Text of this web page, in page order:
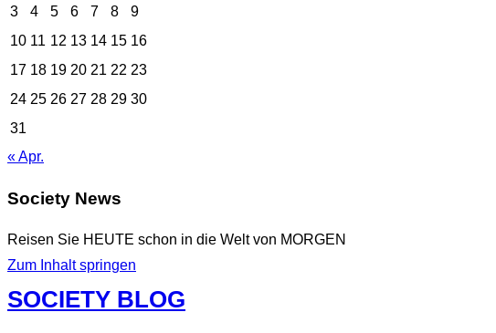
3
4 5 6 7 8
9
10 11 12 13 14 15 16
17 18 19 20 21 22 23
24 25 26 27 28 29 30
31
« Apr.
Society News
Reisen Sie HEUTE schon in die Welt von MORGEN
Zum Inhalt springen
SOCIETY BLOG